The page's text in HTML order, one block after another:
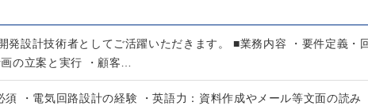
発設計技術者としてご活躍いただきます。 ■業務内容 ・要件定義・
の立案と実行 ・顧客…
須 ・電気回路設計の経験 ・英語力：資料作成やメール等文面の読み